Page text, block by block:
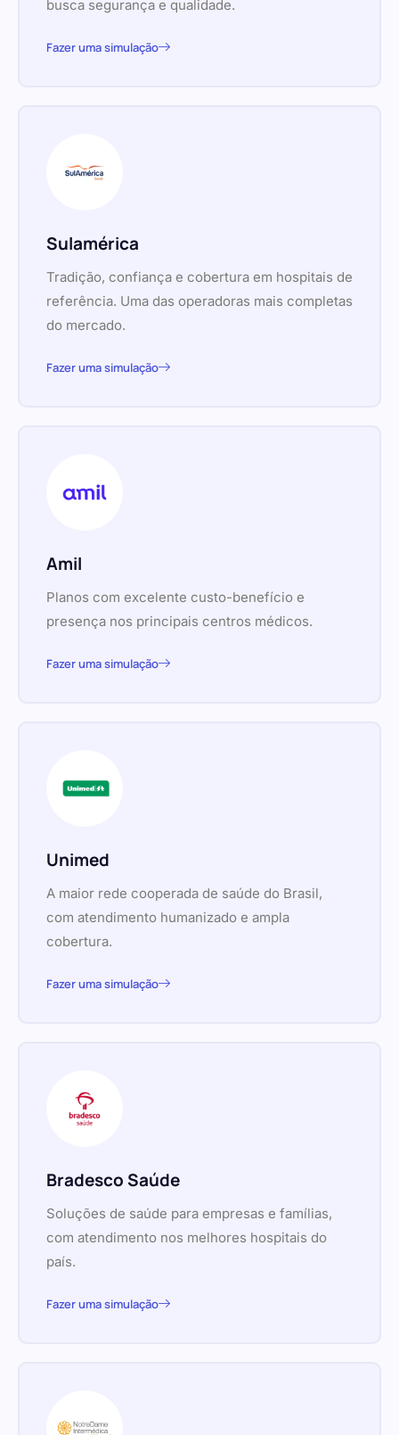
busca segurança e qualidade.
Fazer uma simulação
Sulamérica
Tradição, confiança e cobertura em hospitais de
referência. Uma das operadoras mais completas
do mercado.
Fazer uma simulação
Amil
Planos com excelente custo-benefício e
presença nos principais centros médicos.
Fazer uma simulação
Unimed
A maior rede cooperada de saúde do Brasil,
com atendimento humanizado e ampla
cobertura.
Fazer uma simulação
Bradesco Saúde
Soluções de saúde para empresas e famílias,
com atendimento nos melhores hospitais do
país.
Fazer uma simulação